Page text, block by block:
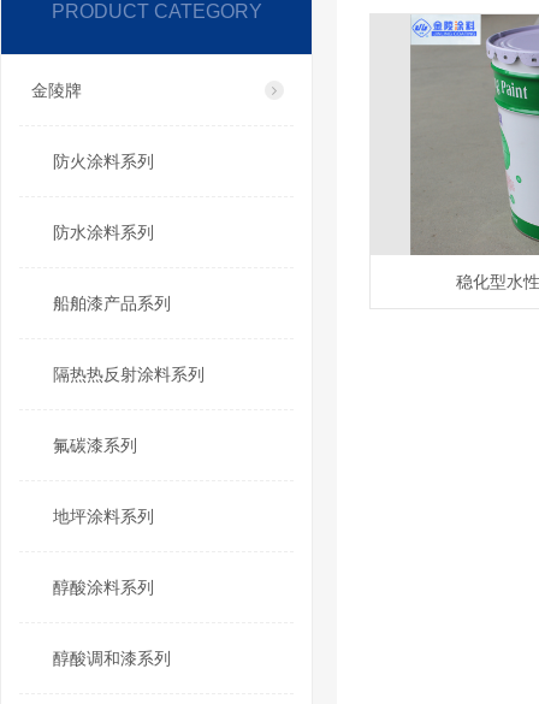
PRODUCT CATEGORY
金陵牌
防火涂料系列
防水涂料系列
船舶漆产品系列
隔热热反射涂料系列
氟碳漆系列
地坪涂料系列
醇酸涂料系列
醇酸调和漆系列
稳化型水